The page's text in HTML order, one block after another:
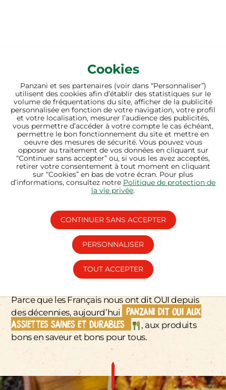
Cookies
Panzani et ses partenaires (voir dans “Personnaliser”)
utilisent des cookies afin d’établir des statistiques sur le
volume de fréquentations du site, afficher de la publicité
personnalisée en fonction de votre navigation, votre profil
et votre localisation, mesurer l’audience des publicités,
vous permettre d’accéder à votre compte le cas échéant,
permettre le bon fonctionnement du site et mettre en
oeuvre des mesures de sécurité. Vous pouvez vous
opposer au traitement de vos données en cliquant sur
“Continuer sans accepter” ou, si vous les avez acceptés,
retirer votre consentement à tout moment en cliquant
sur “Cookies” en bas de votre écran. Pour plus
d’informations, consultez notre Politique de protection de
la vie privée.
CONTINUER SANS ACCEPTER
PERSONNALISER
TOUT ACCEPTER
Parce que les Français nous ont dit OUI depuis
des décennies, aujourd’hui
PANZANI DIT OUI aux
assiettes saines et durables
, aux produits
bons en saveur et bons pour tous.